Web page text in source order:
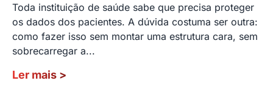
Toda instituição de saúde sabe que precisa proteger
os dados dos pacientes. A dúvida costuma ser outra:
como fazer isso sem montar uma estrutura cara, sem
sobrecarregar a...
Ler mais >